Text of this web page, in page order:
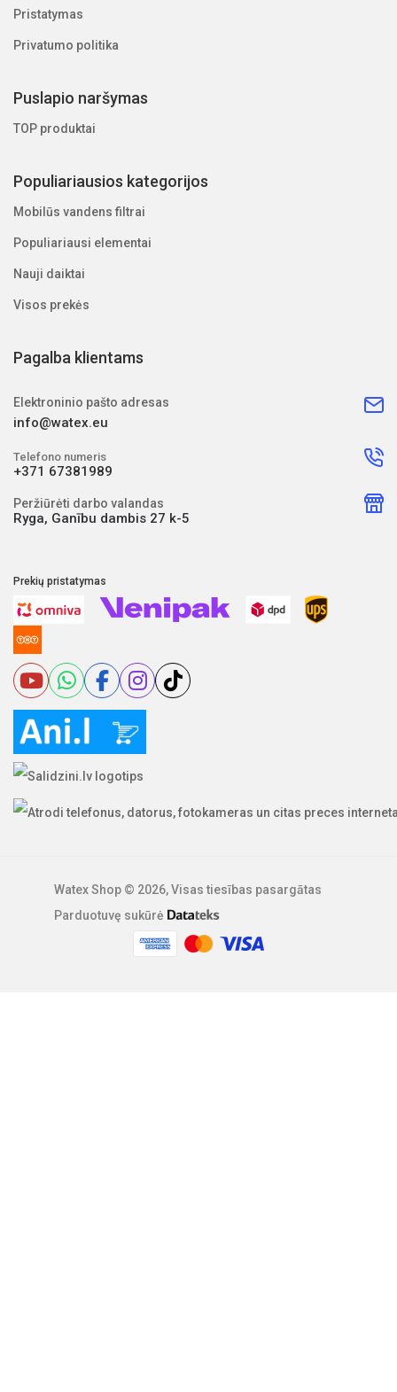
Pristatymas
Privatumo politika
Puslapio naršymas
TOP produktai
Populiariausios kategorijos
Mobilūs vandens filtrai
Populiariausi elementai
Nauji daiktai
Visos prekės
Pagalba klientams
Elektroninio pašto adresas
info@watex.eu
Telefono numeris
+371 67381989
Peržiūrėti darbo valandas
Ryga, Ganību dambis 27 k-5
Prekių pristatymas
Watex Shop © 2026, Visas tiesības pasargātas
Parduotuvę sukūrė